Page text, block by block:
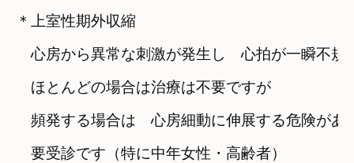
＊
上室性期外収縮
心房から異常な刺激が発生し　心拍が一瞬不規
ほとんどの場合は治療は不要ですが
頻発する場合は　心房細動に伸展する危険があ
要受診です（特に中年女性・高齢者）